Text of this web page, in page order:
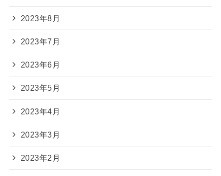
2023年8月
2023年7月
2023年6月
2023年5月
2023年4月
2023年3月
2023年2月